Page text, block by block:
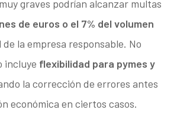
graves podrían alcanzar multas
de euros o el 7% del volumen
de la empresa responsable. No
incluye flexibilidad para pymes y
la corrección de errores antes
económica en ciertos casos.